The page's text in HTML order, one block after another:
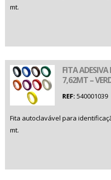
mt.
FITA
7,62MT –
REF: 540001039
Fita autoclavável para
mt.